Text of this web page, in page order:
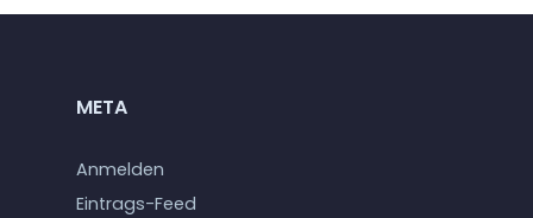
META
Anmelden
Eintrags-Feed